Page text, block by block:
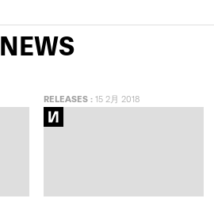
NEWS
RELEASES:15 2月 2018